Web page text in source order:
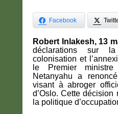
Facebook
Robert Inlakesh, 13
déclarations sur
colonisation et
le Premier ministre
Netanyahu a
visant à abroger
d’Oslo. Cette
la politique